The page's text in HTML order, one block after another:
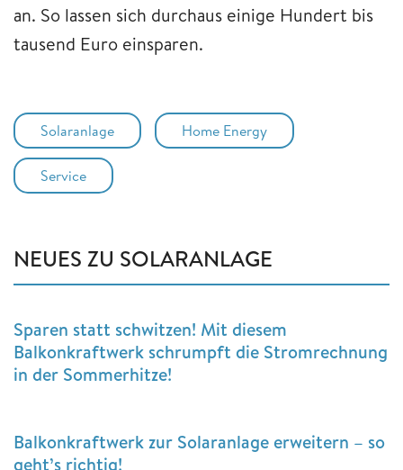
an. So lassen sich durchaus einige Hundert bis
tausend Euro einsparen.
Solaranlage Home Energy
Service
NEUES ZU SOLARANLAGE
Sparen statt schwitzen! Mit diesem
Balkonkraftwerk schrumpft die Stromrechnung
in der Sommerhitze!
Balkonkraftwerk zur Solaranlage erweitern – so
geht’s richtig!